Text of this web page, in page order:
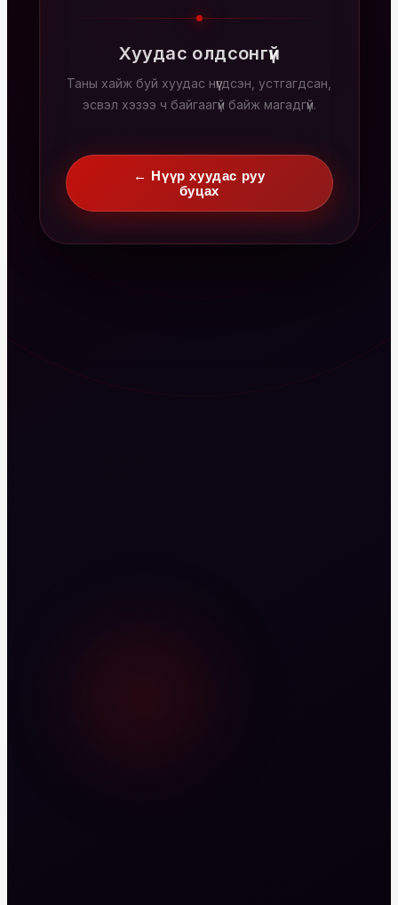
Хуудас олдсонгүй
Таны хайж буй хуудас нүүгдсэн, устгагдсан,
эсвэл хэзээ ч байгаагүй байж магадгүй.
← Нүүр хуудас руу
буцах